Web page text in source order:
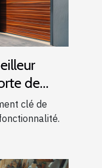
de
clé de